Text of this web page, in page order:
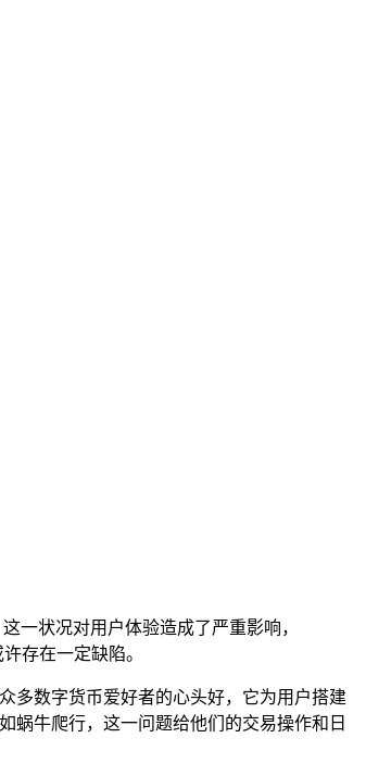
一状况对用户体验造成了严重影响，
存在一定缺陷。
多数字货币爱好者的心头好，它为用户搭建
蜗牛爬行，这一问题给他们的交易操作和日